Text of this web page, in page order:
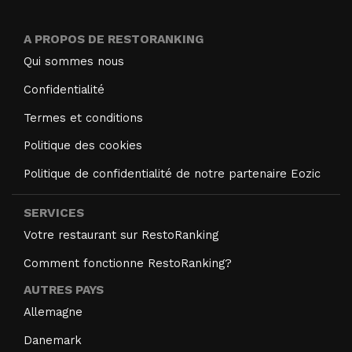
A PROPOS DE RESTORANKING
Qui sommes nous
Confidentialité
Termes et conditions
Politique des cookies
Politique de confidentialité de notre partenaire Eozic
SERVICES
Votre restaurant sur RestoRanking
Comment fonctionne RestoRanking?
AUTRES PAYS
Allemagne
Danemark